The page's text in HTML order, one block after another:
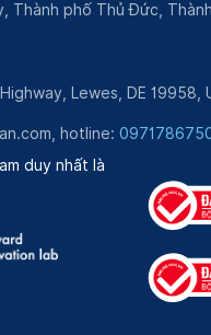
Thành phố Thủ Đức,
Lewes, DE 19958,
hotline:
duy nhất là